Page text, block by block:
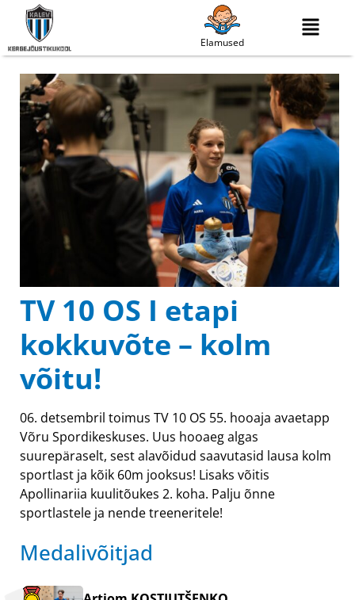
Elamused
TV 10 OS I etapi
kokkuvõte – kolm
võitu!
06. detsembril toimus TV 10 OS 55. hooaja avaetapp
Võru Spordikeskuses. Uus hooaeg algas
suurepäraselt, sest alavõidud saavutasid lausa kolm
sportlast ja kõik 60m jooksus! Lisaks võitis
Apollinariia kuulitõukes 2. koha. Palju õnne
sportlastele ja nende treeneritele!
Medalivõitjad